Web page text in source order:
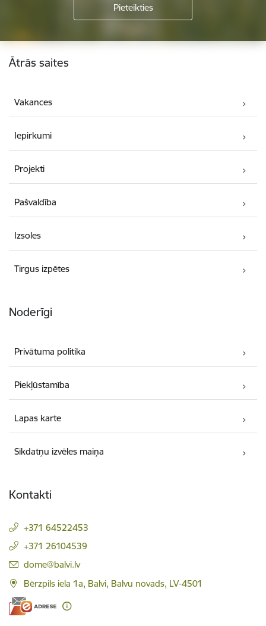
Kājene
Ātrās saites
Vakances
Iepirkumi
Projekti
Pašvaldība
Izsoles
Tirgus izpētes
Noderīgi
Privātuma politika
Piekļūstamība
Lapas karte
Sīkdatņu izvēles maiņa
Kontakti
+371 64522453
+371 26104539
E-pasts:
dome@balvi.lv
Bērzpils iela 1a, Balvi, Balvu novads, LV-4501